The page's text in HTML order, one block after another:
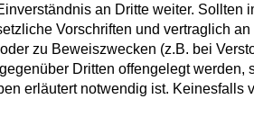
an Dritte weiter.
Vorschriften und vertraglich
zu Beweiszwecken (z.B. bei
Dritten offengelegt
erläutert notwendig ist.